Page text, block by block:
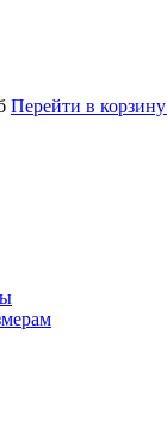
Перейти в корзину